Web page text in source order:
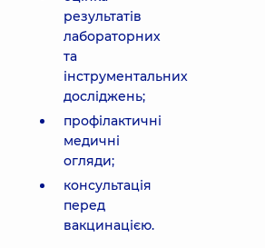
результатів
лабораторних
та
інструментальних
досліджень;
профілактичні
медичні
огляди;
консультація
перед
вакцинацією.